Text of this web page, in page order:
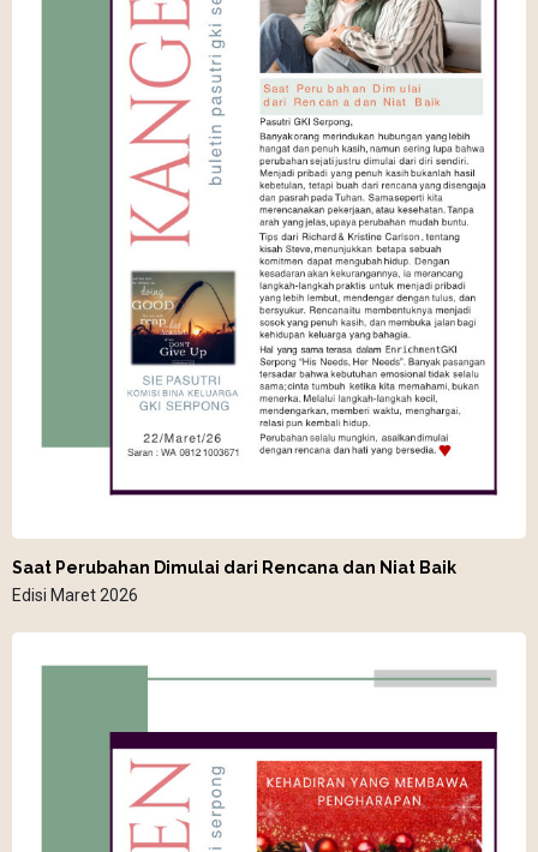
Saat Perubahan Dimulai dari Rencana dan Niat Baik
Edisi Maret 2026